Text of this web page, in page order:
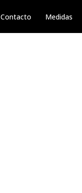
Contacto Medidas